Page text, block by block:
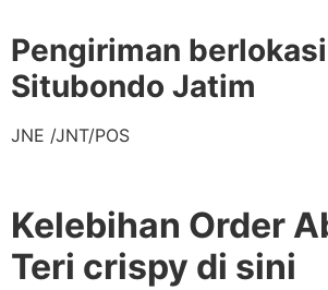
Pengiriman
Situbondo Jatim
JNE /JNT/POS
Kelebihan Order
Teri crispy di sini